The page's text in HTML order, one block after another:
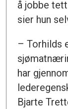
å jobbe
sier hun
– Torhilds
har
Bjarte